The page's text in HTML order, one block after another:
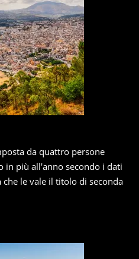
da quattro persone
in più all'anno secondo i dati
le vale il titolo di seconda